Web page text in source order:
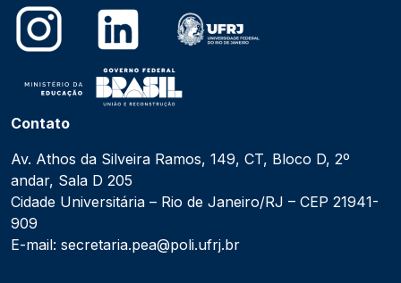
Contato
Av. Athos da Silveira Ramos, 149, CT, Bloco D, 2º
andar, Sala D 205
Cidade Universitária – Rio de Janeiro/RJ – CEP 21941-
909
E-mail: secretaria.pea@poli.ufrj.br